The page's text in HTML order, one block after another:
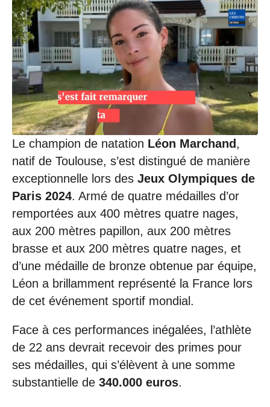
Le champion de natation Léon Marchand ,
natif de Toulouse, s’est distingué de manière
exceptionnelle lors des Jeux Olympiques de
Paris 2024. Armé de quatre médailles d’or
remportées aux 400 mètres quatre nages,
aux 200 mètres papillon, aux 200 mètres
brasse et aux 200 mètres quatre nages, et
d’une médaille de bronze obtenue par équipe,
Léon a brillamment représenté la France lors
de cet événement sportif mondial.
Face à ces performances inégalées, l’athlète
de 22 ans devrait recevoir des primes pour
ses médailles, qui s’élèvent à une somme
substantielle de 340.000 euros.